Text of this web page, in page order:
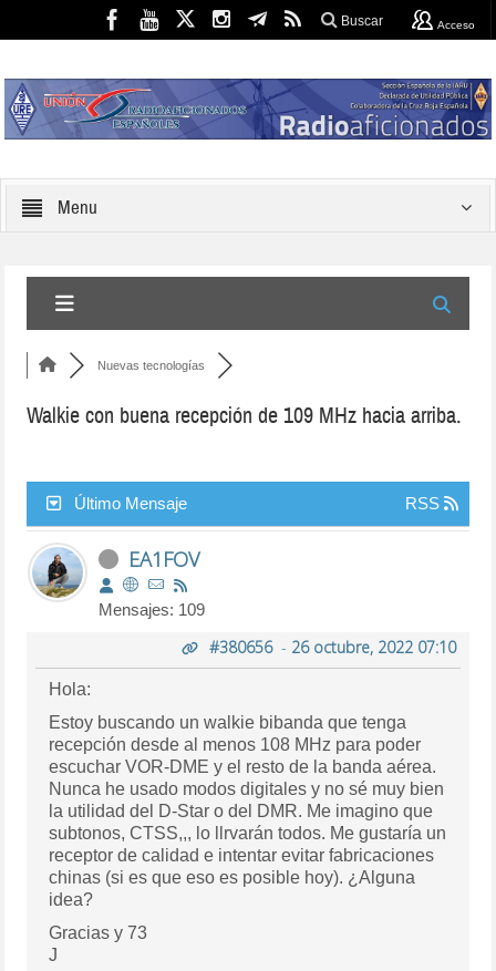
Buscar Acceso
Menu
Nuevas tecnologías
Walkie con buena recepción de 109 MHz hacia arriba.
Último Mensaje RSS
EA1FOV
Mensajes: 109
#380656- 26 octubre, 2022 07:10
Hola:
Estoy buscando un walkie bibanda que tenga
recepción desde al menos 108 MHz para poder
escuchar VOR-DME y el resto de la banda aérea.
Nunca he usado modos digitales y no sé muy bien
la utilidad del D-Star o del DMR. Me imagino que
subtonos, CTSS,,, lo llrvarán todos. Me gustaría un
receptor de calidad e intentar evitar fabricaciones
chinas (si es que eso es posible hoy). ¿Alguna
idea?
Gracias y 73
J